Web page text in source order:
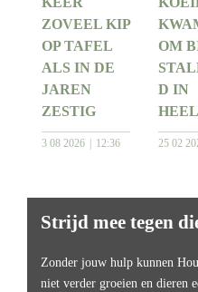
ZOVEEL KIP
OP TAFEL
ALS IN DE
JAREN
ZESTIG
3 08 2026 12:36
OM
D IN
25 02
Strijd mee tegen
Zonder jouw hulp kunnen
niet verder groeien en dieren